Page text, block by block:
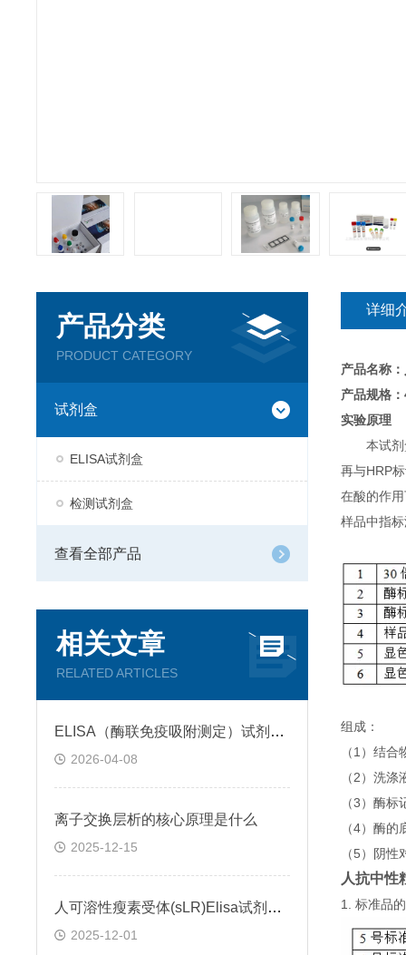
产品分类
PRODUCT CATEGORY
试剂盒
ELISA试剂盒
检测试剂盒
查看全部产品
相关文章
RELATED ARTICLES
ELISA（酶联免疫吸附测定）试剂盒原理类型检测方法
2026-04-08
离子交换层析的核心原理是什么
2025-12-15
人可溶性瘦素受体(sLR)Elisa试剂盒可溶性受体的作用
2025-12-01
详细
产品名称：
产品规格
实验原理
本试
再与HRP
在酸的作
样品中指
组成：
（1）结
（2）洗
（3）酶
（4）酶的
（5）阴
人抗中性
1. 标准品